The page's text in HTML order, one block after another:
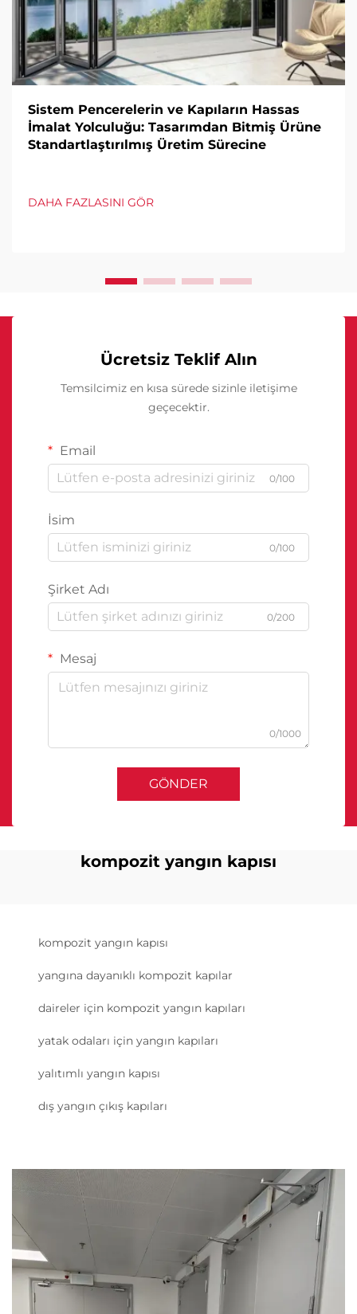
Sistem Pencerelerin ve Kapıların Hassas
İmalat Yolculuğu: Tasarımdan Bitmiş Ürüne
Standartlaştırılmış Üretim Sürecine
DAHA FAZLASINI GÖR
Ücretsiz Teklif Alın
Temsilcimiz en kısa sürede sizinle iletişime
geçecektir.
Email
0/100
İsim
0/100
Şirket Adı
0/200
Mesaj
0/1000
GÖNDER
kompozit yangın kapısı
kompozit yangın kapısı
yangına dayanıklı kompozit kapılar
daireler için kompozit yangın kapıları
yatak odaları için yangın kapıları
yalıtımlı yangın kapısı
dış yangın çıkış kapıları